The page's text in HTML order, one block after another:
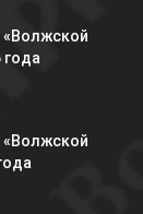
«Волжской
года
«Волжской